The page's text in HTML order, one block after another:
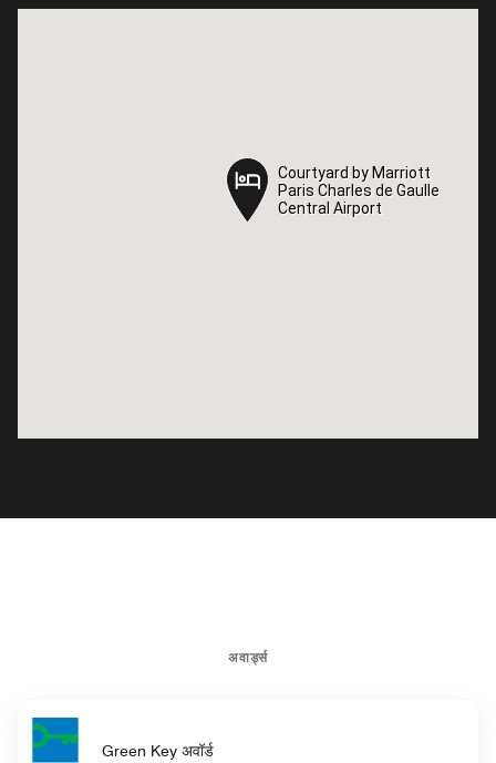
Courtyard by Marriott
Paris Charles de Gaulle
Central Airport
Courtyard by Marriott
Paris Charles de Gaulle
Central Airport
अवार्ड्स
Green Key अवॉर्ड